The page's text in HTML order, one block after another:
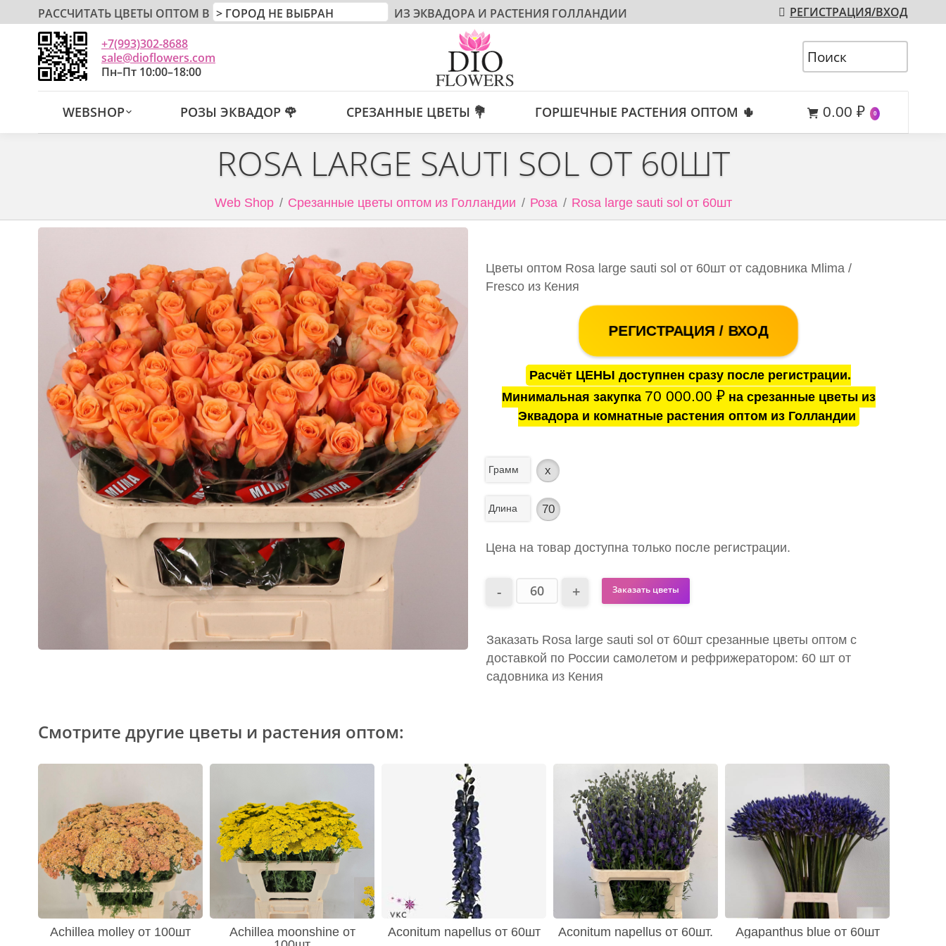
РАССЧИТАТЬ ЦВЕТЫ ОПТОМ В ИЗ ЭКВАДОРА И РАСТЕНИЯ ГОЛЛАНДИИ РЕГИСТРАЦИЯ/ВХОД
+7(993)302-8688
sale@dioflowers.com
Пн–Пт 10:00–18:00
WEBSHOP РОЗЫ ЭКВАДОР 🌹 СРЕЗАННЫЕ ЦВЕТЫ 💐 ГОРШЕЧНЫЕ РАСТЕНИЯ ОПТОМ 🌵 0.00 ₽ 0
ROSA LARGE SAUTI SOL ОТ 60ШТ
Web Shop Срезанные цветы оптом из Голландии Роза Rosa large sauti sol от 60шт
Цветы оптом Rosa large sauti sol от 60шт от садовника Mlima /
Fresco из Кения
РЕГИСТРАЦИЯ / ВХОД
Расчёт ЦЕНЫ доступнен сразу после регистрации.
Минимальная закупка 70 000.00 ₽на срезанные цветы из
Эквадора и комнатные растения оптом из Голландии
Грамм x
Длина 70
Цена на товар доступна только после регистрации.
Заказать цветы
Заказать Rosa large sauti sol от 60шт срезанные цветы оптом с
доставкой по России самолетом и рефрижератором: 60 шт от
садовника из Кения
Смотрите другие цветы и растения оптом:
Achillea molley от 100шт
Achillea moonshine от
Aconitum napellus от 60шт Aconitum napellus от 60шт. Agapanthus blue от 60шт